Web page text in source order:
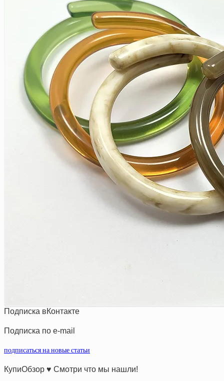
Подписка вКонтакте
Подписка по e-mail
подписаться на новые статьи
КупиОбзор ♥ Смотри что мы нашли!